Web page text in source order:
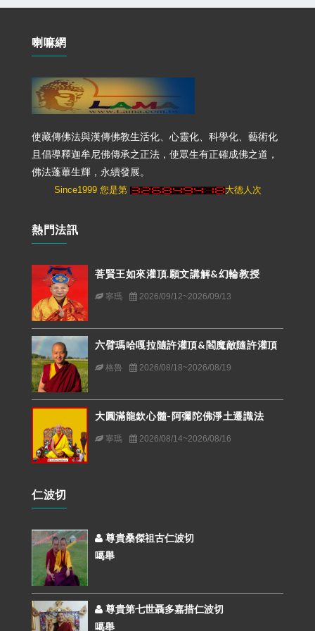
喇嘛網
使藏傳佛法與漢傳佛教生活化、心靈化、科學化、藝術化
且倡導釋迦牟尼佛傳承之正法，使眾生有正確成佛之道，
佛法蓬蓽生輝，永續發展。
Since1999 您是第 大德人次
熱門法訊
菩賢王如來灌頂.願文講解&幻輪教授
寧瑪 2026/09/12~2026/09/13
六臂瑪哈嘎拉隨許灌頂&閻魔敵隨許灌頂
格魯 2026/08/18~2026/08/19
大圓滿龍欽心髓-阿彌陀佛淨土遷識法
寧瑪 2026/08/14~2026/08/16
仁波切
尊貴桑傑祖古仁波切
噶舉
尊貴第七世聶多嘉措仁波切
噶舉